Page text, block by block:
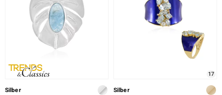
Silber
17
Silber